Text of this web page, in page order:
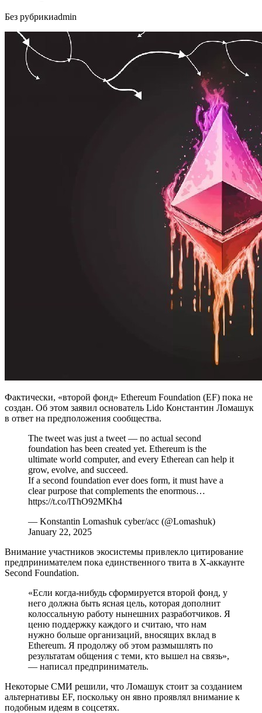
Без рубрикиadmin
Фактически, «второй фонд» Ethereum Foundation (EF) пока не
создан. Об этом заявил основатель Lido Константин Ломашук
в ответ на предположения сообщества.
The tweet was just a tweet — no actual second
foundation has been created yet. Ethereum is the
ultimate world computer, and every Etherean can help it
grow, evolve, and succeed.
If a second foundation ever does form, it must have a
clear purpose that complements the enormous…
https://t.co/lThO92MKh4
— Konstantin Lomashuk cyber/acc (@Lomashuk)
January 22, 2025
Внимание участников экосистемы привлекло цитирование
предпринимателем пока единственного твита в Х-аккаунте
Second Foundation.
«Если когда-нибудь сформируется второй фонд, у
него должна быть ясная цель, которая дополнит
колоссальную работу нынешних разработчиков. Я
ценю поддержку каждого и считаю, что нам
нужно больше организаций, вносящих вклад в
Ethereum. Я продолжу об этом размышлять по
результатам общения с теми, кто вышел на связь»,
— написал предприниматель.
Некоторые СМИ решили, что Ломашук стоит за созданием
альтернативы EF, поскольку он явно проявлял внимание к
подобным идеям в соцсетях.